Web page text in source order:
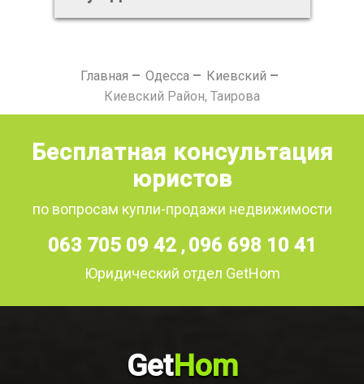
Главная Одесса
Киевский
Киевский Район, Таирова
Бесплатная консультация
юристов
по вопросам купли-продажи недвижимости
063 705 09 42 , 096 698 10 41
Юридический отдел GetHom
GetHom